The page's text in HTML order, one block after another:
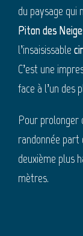
du paysage qui
Piton des
l’insaisissable
C’est une
face à l’un des
Pour prolonger
randonnée part
deuxième plus
mètres.